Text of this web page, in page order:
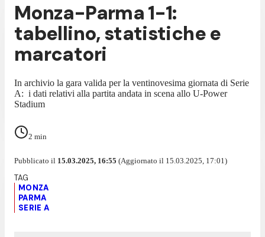
Monza-Parma 1-1:
tabellino, statistiche e
marcatori
In archivio la gara valida per la ventinovesima giornata di Serie
A: i dati relativi alla partita andata in scena allo U-Power
Stadium
2 min
Pubblicato il 15.03.2025, 16:55 (Aggiornato il 15.03.2025, 17:01)
MONZA
PARMA
SERIE A